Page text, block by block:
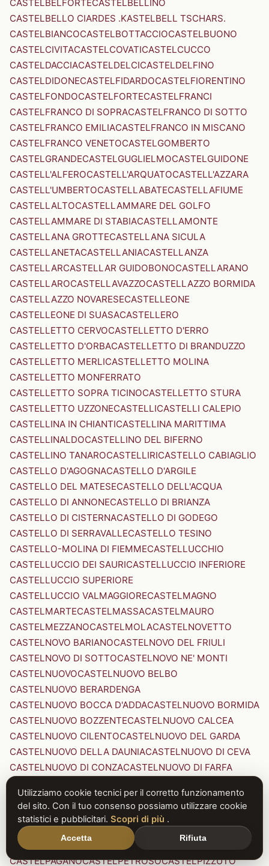
CASTELBELFORTECASTELBELLINO
CASTELBELLO CIARDES .KASTELBELL TSCHARS.
CASTELBIANCOCASTELBOTTACCIOCASTELBUONO
CASTELCIVITACASTELCOVATICASTELCUCCO
CASTELDACCIACASTELDELCICASTELDELFINO
CASTELDIDONECASTELFIDARDOCASTELFIORENTINO
CASTELFONDOCASTELFORTECASTELFRANCI
CASTELFRANCO DI SOPRACASTELFRANCO DI SOTTO
CASTELFRANCO EMILIACASTELFRANCO IN MISCANO
CASTELFRANCO VENETOCASTELGOMBERTO
CASTELGRANDECASTELGUGLIELMOCASTELGUIDONE
CASTELL'ALFEROCASTELL'ARQUATOCASTELL'AZZARA
CASTELL'UMBERTOCASTELLABATECASTELLAFIUME
CASTELLALTOCASTELLAMMARE DEL GOLFO
CASTELLAMMARE DI STABIACASTELLAMONTE
CASTELLANA GROTTECASTELLANA SICULA
CASTELLANETACASTELLANIACASTELLANZA
CASTELLARCASTELLAR GUIDOBONOCASTELLARANO
CASTELLAROCASTELLAVAZZOCASTELLAZZO BORMIDA
CASTELLAZZO NOVARESECASTELLEONE
CASTELLEONE DI SUASACASTELLERO
CASTELLETTO CERVOCASTELLETTO D'ERRO
CASTELLETTO D'ORBACASTELLETTO DI BRANDUZZO
CASTELLETTO MERLICASTELLETTO MOLINA
CASTELLETTO MONFERRATO
CASTELLETTO SOPRA TICINOCASTELLETTO STURA
CASTELLETTO UZZONECASTELLICASTELLI CALEPIO
CASTELLINA IN CHIANTICASTELLINA MARITTIMA
CASTELLINALDOCASTELLINO DEL BIFERNO
CASTELLINO TANAROCASTELLIRICASTELLO CABIAGLIO
CASTELLO D'AGOGNACASTELLO D'ARGILE
CASTELLO DEL MATESECASTELLO DELL'ACQUA
CASTELLO DI ANNONECASTELLO DI BRIANZA
CASTELLO DI CISTERNACASTELLO DI GODEGO
CASTELLO DI SERRAVALLECASTELLO TESINO
CASTELLO-MOLINA DI FIEMMECASTELLUCCHIO
CASTELLUCCIO DEI SAURICASTELLUCCIO INFERIORE
CASTELLUCCIO SUPERIORE
CASTELLUCCIO VALMAGGIORECASTELMAGNO
CASTELMARTECASTELMASSACASTELMAURO
CASTELMEZZANOCASTELMOLACASTELNOVETTO
CASTELNOVO BARIANOCASTELNOVO DEL FRIULI
CASTELNOVO DI SOTTOCASTELNOVO NE' MONTI
CASTELNUOVOCASTELNUOVO BELBO
CASTELNUOVO BERARDENGA
CASTELNUOVO BOCCA D'ADDACASTELNUOVO BORMIDA
CASTELNUOVO BOZZENTECASTELNUOVO CALCEA
CASTELNUOVO CILENTOCASTELNUOVO DEL GARDA
CASTELNUOVO DELLA DAUNIACASTELNUOVO DI CEVA
CASTELNUOVO DI CONZACASTELNUOVO DI FARFA
CASTELNUOVO DI PORTO CASTELNUOVO DON BOSCO
CASTELNUOVO MAGRACASTELNUOVO NIGRA
CASTELNUOVO PARANOCASTELNUOVO RANGONE
CASTELNUOVO SCRIVIA
CASTELNUOVO VAL DI CECINA
CASTELPAGANOCASTELPETROSOCASTELPIZZUTO
Utilizziamo cookie tecnici per il corretto funzionamento
del sito. Con il tuo consenso possiamo utilizzare cookie
statistici e pubblicitari. Scopri di più .
Accetta Rifiuta